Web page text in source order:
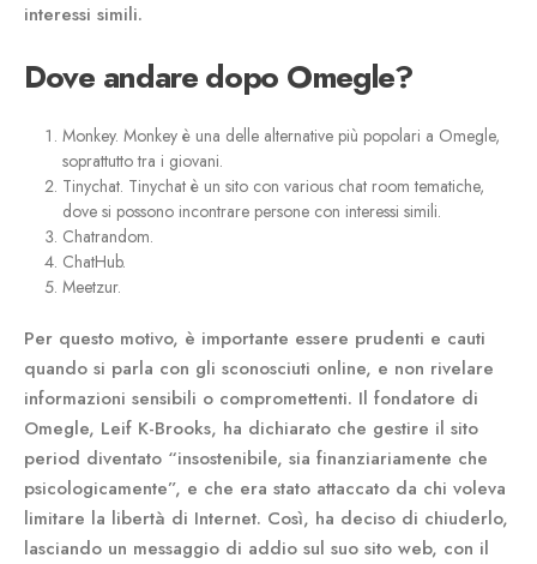
interessi simili.
Dove andare dopo Omegle?
Monkey. Monkey è una delle alternative più popolari a Omegle,
soprattutto tra i giovani.
Tinychat. Tinychat è un sito con various chat room tematiche,
dove si possono incontrare persone con interessi simili.
Chatrandom.
ChatHub.
Meetzur.
Per questo motivo, è importante essere prudenti e cauti
quando si parla con gli sconosciuti online, e non rivelare
informazioni sensibili o compromettenti. Il fondatore di
Omegle, Leif K-Brooks, ha dichiarato che gestire il sito
period diventato “insostenibile, sia finanziariamente che
psicologicamente”, e che era stato attaccato da chi voleva
limitare la libertà di Internet. Così, ha deciso di chiuderlo,
lasciando un messaggio di addio sul suo sito web, con il